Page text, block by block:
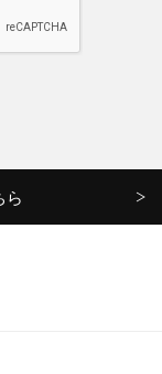
ら